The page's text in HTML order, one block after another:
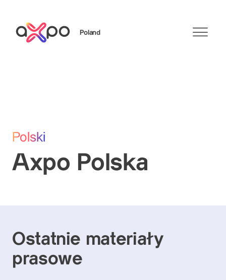
Poland
Polski
Axpo Polska
Ostatnie materiały
prasowe